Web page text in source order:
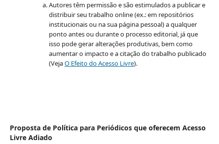
Autores têm permissão e são estimulados a publicar e
distribuir seu trabalho online (ex.: em repositórios
institucionais ou na sua página pessoal) a qualquer
ponto antes ou durante o processo editorial, já que
isso pode gerar alterações produtivas, bem como
aumentar o impacto e a citação do trabalho publicado
(VejaO Efeito do Acesso Livre).
Proposta de Política para Periódicos que oferecem Acesso
Livre Adiado